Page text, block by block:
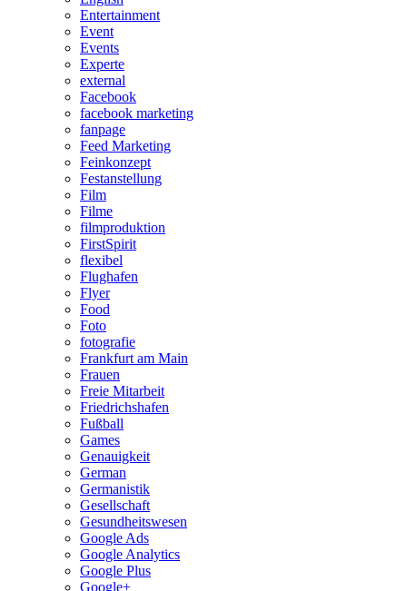
Entertainment
Event
Events
Experte
external
Facebook
facebook marketing
fanpage
Feed Marketing
Feinkonzept
Festanstellung
Film
Filme
filmproduktion
FirstSpirit
flexibel
Flughafen
Flyer
Food
Foto
fotografie
Frankfurt am Main
Frauen
Freie Mitarbeit
Friedrichshafen
Fußball
Games
Genauigkeit
German
Germanistik
Gesellschaft
Gesundheitswesen
Google Ads
Google Analytics
Google Plus
Google+